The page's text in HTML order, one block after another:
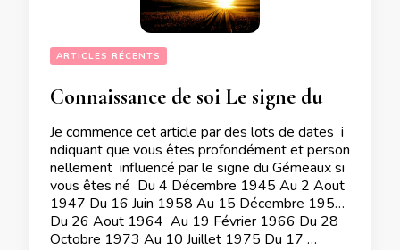
ARTICLES RÉCENTS
Je commence cet article par des lots de dates i
ndiquant que vous êtes profondément et person
nellement influencé par le signe du Gémeaux si
vous êtes né Du 4 Décembre 1945 Au 2 Aout
1947 Du 16 Juin 1958 Au 15 Décembre 1959
Du 26 Aout 1964 Au 19 Février 1966 Du 28
Octobre 1973 Au 10 Juillet 1975 Du 17 …